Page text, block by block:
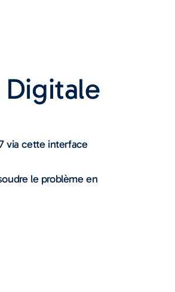
Digitale
via cette interface
le problème en